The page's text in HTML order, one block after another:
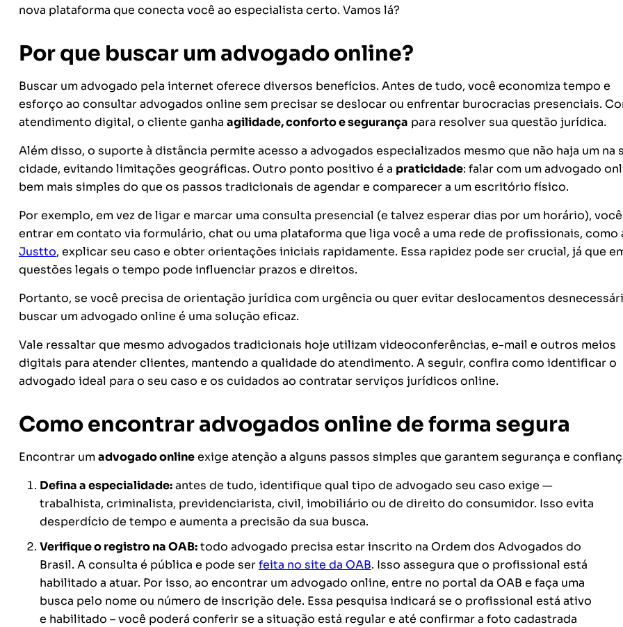
nova plataforma que conecta você ao especialista certo. Vamos lá?
Por que buscar um advogado online?
Buscar um advogado pela internet oferece diversos benefícios. Antes de tudo, você economiza tempo e
esforço ao consultar advogados online sem precisar se deslocar ou enfrentar burocracias presenciais.
atendimento digital, o cliente ganha agilidade, conforto e segurança para resolver sua questão jurídica.
Além disso, o suporte à distância permite acesso a advogados especializados mesmo que não haja um na
cidade, evitando limitações geográficas. Outro ponto positivo é a praticidade: falar com um advogado
bem mais simples do que os passos tradicionais de agendar e comparecer a um escritório físico.
Por exemplo, em vez de ligar e marcar uma consulta presencial (e talvez esperar dias por um horário),
entrar em contato via formulário, chat ou uma plataforma que liga você a uma rede de profissionais, como
Justto, explicar seu caso e obter orientações iniciais rapidamente. Essa rapidez pode ser crucial, já que
questões legais o tempo pode influenciar prazos e direitos.
Portanto, se você precisa de orientação jurídica com urgência ou quer evitar deslocamentos
buscar um advogado online é uma solução eficaz.
Vale ressaltar que mesmo advogados tradicionais hoje utilizam videoconferências, e-mail e outros meios
digitais para atender clientes, mantendo a qualidade do atendimento. A seguir, confira como identificar o
advogado ideal para o seu caso e os cuidados ao contratar serviços jurídicos online.
Como encontrar advogados online de forma segura
Encontrar umadvogado onlineexige atenção a alguns passos simples que garantem segurança e
Defina a especialidade:antes de tudo, identifique qual tipo de advogado seu caso exige —
trabalhista, criminalista, previdenciarista, civil, imobiliário ou de direito do consumidor. Isso evita
desperdício de tempo e aumenta a precisão da sua busca.
Verifique o registro na OAB:todo advogado precisa estar inscrito na Ordem dos Advogados do
Brasil. A consulta é pública e pode serfeita no site da OAB. Isso assegura que o profissional está
habilitado a atuar. Por isso, ao encontrar um advogado online, entre no portal da OAB e faça uma
busca pelo nome ou número de inscrição dele. Essa pesquisa indicará se o profissional está ativo
e habilitado – você poderá conferir se a situação está regular e até confirmar a foto cadastrada